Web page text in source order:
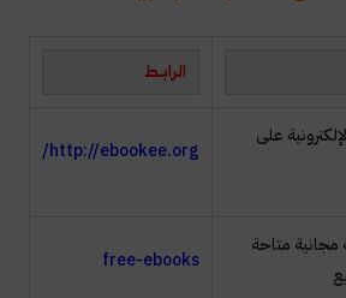
الرابــــط
على
http://ebookee.org/
مجانية متاحة
free-ebooks